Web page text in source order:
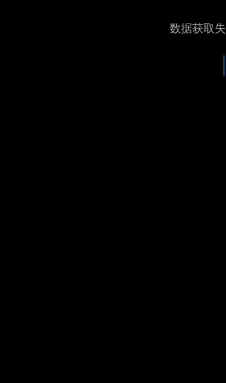
数据获取